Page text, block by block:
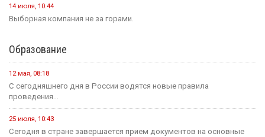
14 июля, 10:44
Выборная компания не за горами.
Образование
12 мая, 08:18
С сегодняшнего дня в России водятся новые правила
проведения...
25 июля, 10:43
Сегодня в стране завершается прием документов на основные